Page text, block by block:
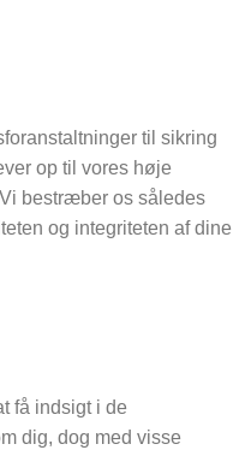
til sikring
op til vores høje
bestræber os således
og integriteten af dine
få indsigt i de
dig, dog med visse